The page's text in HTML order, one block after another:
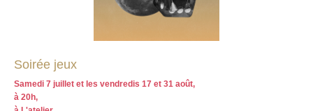
Soirée jeux
Samedi 7 juillet et les vendredis 17 et 31 août,
à 20h,